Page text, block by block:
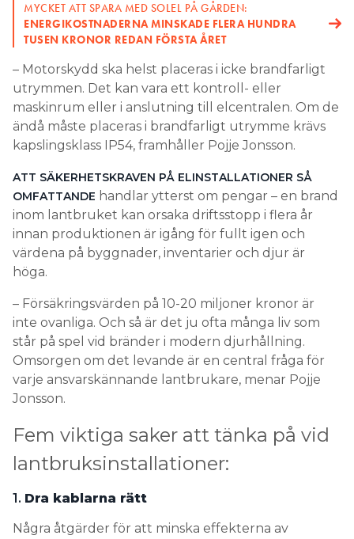
MYCKET ATT SPARA MED SOLEL PÅ GÅRDEN:
ENERGIKOSTNADERNA MINSKADE FLERA HUNDRA
TUSEN KRONOR REDAN FÖRSTA ÅRET
– Motorskydd ska helst placeras i icke brandfarligt
utrymmen. Det kan vara ett kontroll- eller
maskinrum eller i anslutning till elcentralen. Om de
ändå måste placeras i brandfarligt utrymme krävs
kapslingsklass IP54, framhåller Pojje Jonsson.
ATT SÄKERHETSKRAVEN PÅ ELINSTALLATIONER SÅ
OMFATTANDE handlar ytterst om pengar – en brand
inom lantbruket kan orsaka driftsstopp i flera år
innan produktionen är igång för fullt igen och
värdena på byggnader, inventarier och djur är
höga.
– Försäkringsvärden på 10-20 miljoner kronor är
inte ovanliga. Och så är det ju ofta många liv som
står på spel vid bränder i modern djurhållning.
Omsorgen om det levande är en central fråga för
varje ansvarskännande lantbrukare, menar Pojje
Jonsson.
Fem viktiga saker att tänka på vid
lantbruksinstallationer:
1. Dra kablarna rätt
Några åtgärder för att minska effekterna av